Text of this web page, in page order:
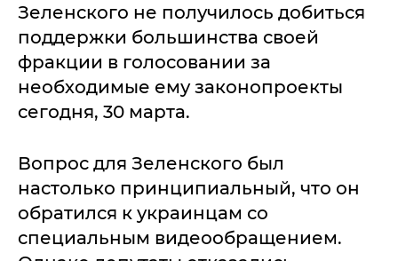
Зеленского не получилось добиться
поддержки большинства своей
фракции в голосовании за
необходимые ему законопроекты
сегодня, 30 марта.
Вопрос для Зеленского был
настолько принципиальный, что он
обратился к украинцам со
специальным видеообращением.